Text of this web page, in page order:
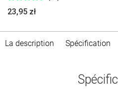
23,95 zł
La description Spécification